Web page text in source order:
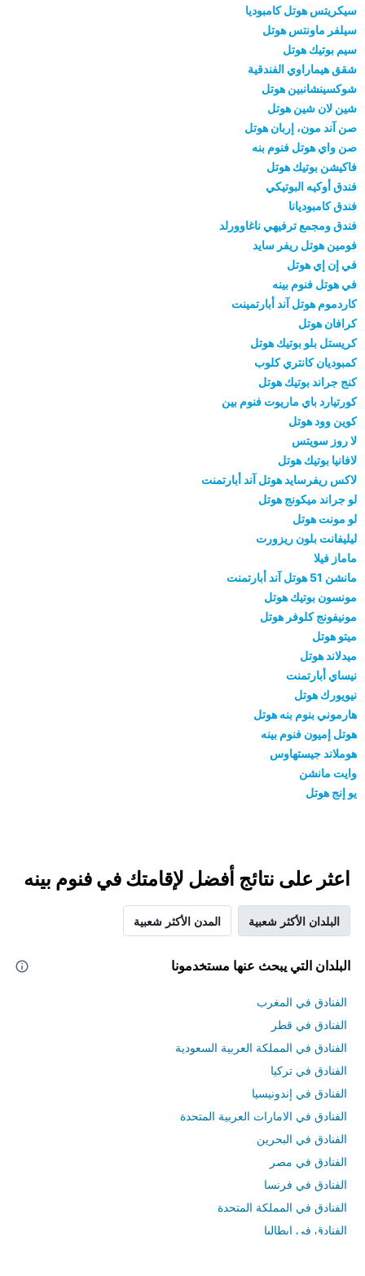
سيكريتس هوتل كامبوديا
سيلفر ماونتس هوتل
سيم بوتيك هوتل
شقق هيماراوي الفندقية
شوكسينشانبين هوتل
شين لان شين هوتل
صن آند مون، إربان هوتل
صن واي هوتل فنوم بنه
فاكيشن بوتيك هوتل
فندق أوكيه البوتيكي
فندق كامبوديانا
فندق ومجمع ترفيهي ناغاوورلد
فومين هوتل ريفر سايد
في إن إي هوتل
في هوتل فنوم بينه
كاردموم هوتل آند أبارتمينت
كرافان هوتل
كريستل بلو بوتيك هوتل
كمبوديان كانتري كلوب
كنج جراند بوتيك هوتل
كورتيارد باي ماريوت فنوم بين
كوين وود هوتل
لا روز سويتس
لافانيا بوتيك هوتل
لاكس ريفرسايد هوتل آند أبارتمنت
لو جراند ميكونج هوتل
لو مونت هوتل
ليليفانت بلون ريزورت
ماماز فيلا
مانشن 51 هوتل آند أبارتمنت
مونسون بوتيك هوتل
مونيفونج كلوفر هوتل
ميتو هوتل
ميدلاند هوتل
نيساي أبارتمنت
نيويورك هوتل
هارموني بنوم بنه هوتل
هوتل إميون فنوم بينه
هوملاند جيستهاوس
وايت مانشن
يو إنج هوتل
اعثر على نتائج أفضل لإقامتك في فنوم بينه
البلدان الأكثر شعبية المدن الأكثر شعبية
البلدان التي يبحث عنها مستخدمونا
الفنادق في المغرب
الفنادق في قطر
الفنادق في المملكة العربية السعودية
الفنادق في تركيا
الفنادق في إندونيسيا
الفنادق في الامارات العربية المتحدة
الفنادق في البحرين
الفنادق في مصر
الفنادق في فرنسا
الفنادق في المملكة المتحدة
الفنادق في إيطاليا